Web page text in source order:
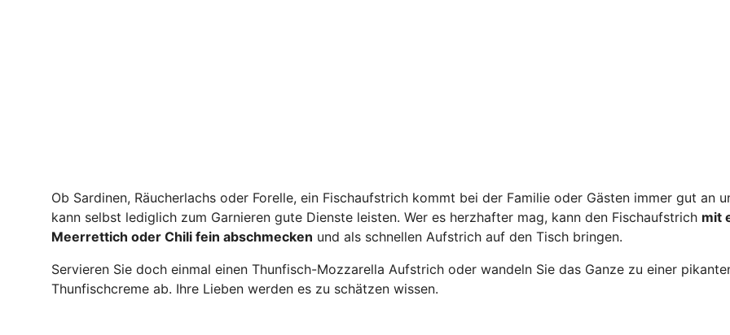
Ob Sardinen, Räucherlachs oder Forelle, ein Fischaufstrich kommt bei der Familie oder Gästen immer gut an
kann selbst lediglich zum Garnieren gute Dienste leisten. Wer es herzhafter mag, kann den Fischaufstrich mit
Meerrettich oder Chili fein abschmecken und als schnellen Aufstrich auf den Tisch bringen.
Servieren Sie doch einmal einen Thunfisch-Mozzarella Aufstrich oder wandeln Sie das Ganze zu einer
Thunfischcreme ab. Ihre Lieben werden es zu schätzen wissen.